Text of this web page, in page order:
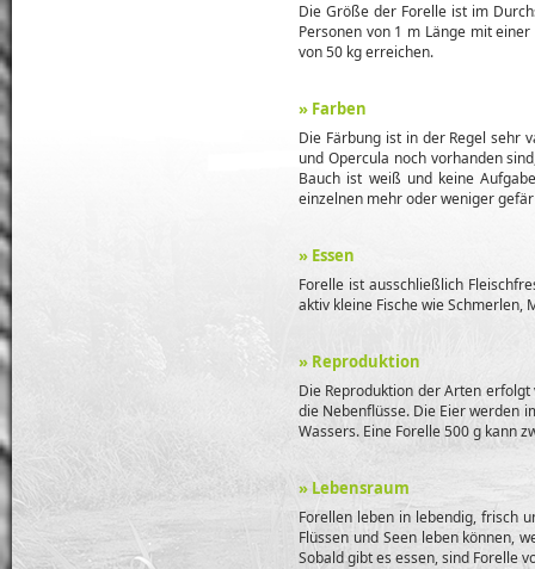
Die Größe der Forelle ist im
Personen von 1 m Länge mit
von 50 kg erreichen.
» Farben
Die Färbung ist in der Regel sehr
und Opercula noch vorhanden
Bauch ist weiß und keine
einzelnen mehr oder weniger
» Essen
Forelle ist ausschließlich
aktiv kleine Fische wie Schmerlen,
» Reproduktion
Die Reproduktion der Arten
die Nebenflüsse. Die Eier werden
Wassers. Eine Forelle 500 g kann
» Lebensraum
Forellen leben in lebendig, frisch
Flüssen und Seen leben können,
Sobald gibt es essen, sind Forelle